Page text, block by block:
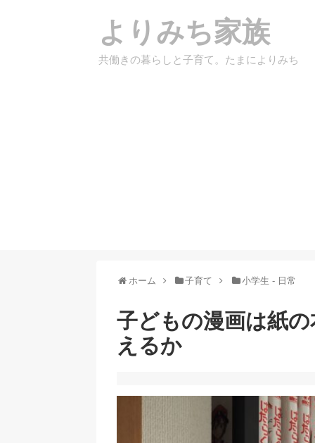
よりみち家族
共働きの暮らしと子育て。たまによりみち
ホーム 子育て 小学生 - 日常
子どもの漫画は紙
えるか